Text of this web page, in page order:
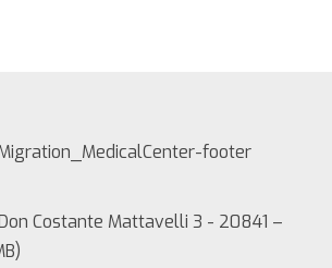
Costante Mattavelli 3 - 20841 –